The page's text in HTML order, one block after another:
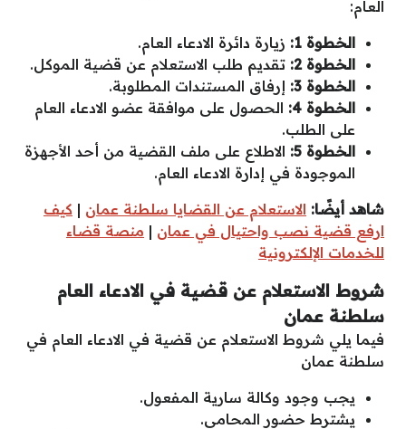
العام:
الخطوة 1:
زيارة دائرة الادعاء العام.
الخطوة 2:
تقديم طلب الاستعلام عن قضية الموكل.
الخطوة 3:
إرفاق المستندات المطلوبة.
الخطوة 4:
الحصول على موافقة عضو الادعاء العام
على الطلب.
الخطوة 5:
الاطلاع على ملف القضية من أحد الأجهزة
الموجودة في إدارة الادعاء العام.
شاهد أيضًا: الاستعلام عن القضايا سلطنة عمان | كيف
ارفع قضية نصب واحتيال في عمان | منصة قضاء
للخدمات الإلكترونية
شروط الاستعلام عن قضية في الادعاء العام
سلطنة عمان
فيما يلي شروط الاستعلام عن قضية في الادعاء العام في
سلطنة عمان
يجب وجود وكالة سارية المفعول.
يشترط حضور المحامي.